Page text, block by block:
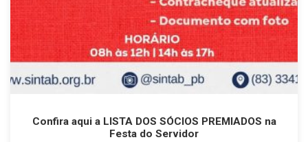
Confira aqui a LISTA DOS SÓCIOS PREMIADOS na
Festa do Servidor